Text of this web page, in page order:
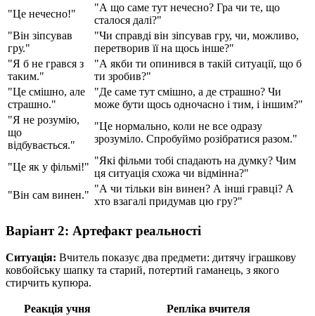
"Це нечесно!"
"А що саме тут нечесно? Гра чи те, що
сталося далі?"
"Він зіпсував
гру."
"Чи справді він зіпсував гру, чи, можливо,
перетворив її на щось інше?"
"Я б не грався з
таким."
"А якби ти опинився в такій ситуації, що б
ти зробив?"
"Це смішно, але
страшно."
"Де саме тут смішно, а де страшно? Чи
може бути щось одночасно і тим, і іншим?"
"Я не розумію,
що
відбувається."
"Це нормально, коли не все одразу
зрозуміло. Спробуймо розібратися разом."
"Це як у фільмі!"
"Які фільми тобі спадають на думку? Чим
ця ситуація схожа чи відмінна?"
"Він сам винен."
"А чи тільки він винен? А інші гравці? А
хто взагалі придумав цю гру?"
Варіант 2: Артефакт реальності
Ситуація: Вчитель показує два предмети: дитячу іграшкову
ковбойську шапку та старий, потертий гаманець, з якого
стирчить купюра.
Реакція учня
Репліка вчителя